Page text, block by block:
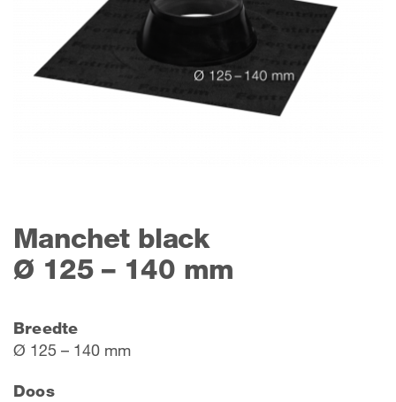
Manchet black
Ø 125 – 140 mm
Breedte
Ø 125 – 140 mm
Doos